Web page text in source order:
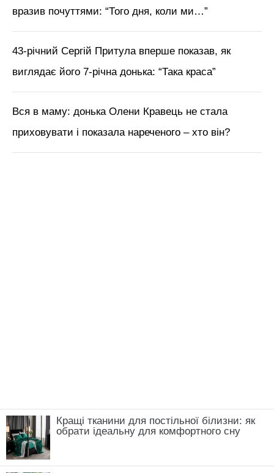
вразив почуттями: “Того дня, коли ми…”
43-річний Сергій Притула вперше показав, як
виглядає його 7-річна донька: “Така краса”
Вся в маму: донька Олени Кравець не стала
приховувати і показала нареченого – хто він?
Кращі тканини для постільної білизни: як
обрати ідеальну для комфортного сну